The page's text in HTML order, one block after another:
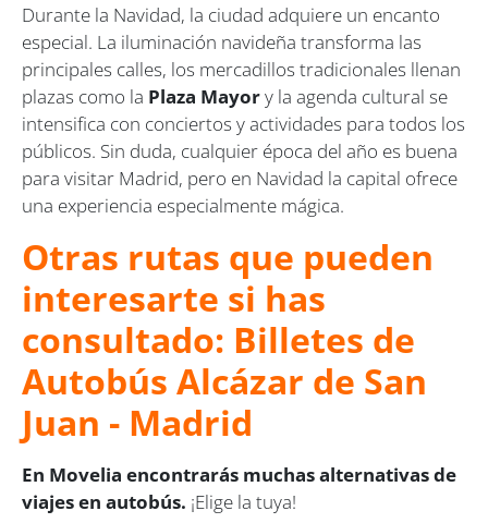
Durante la Navidad, la ciudad adquiere un encanto
especial. La iluminación navideña transforma las
principales calles, los mercadillos tradicionales llenan
plazas como la Plaza Mayory la agenda cultural se
intensifica con conciertos y actividades para todos los
públicos. Sin duda, cualquier época del año es buena
para visitar Madrid, pero en Navidad la capital ofrece
una experiencia especialmente mágica.
Otras rutas que pueden
interesarte si has
consultado: Billetes de
Autobús Alcázar de San
Juan - Madrid
En Movelia encontrarás muchas alternativas de
viajes en autobús. ¡Elige la tuya!